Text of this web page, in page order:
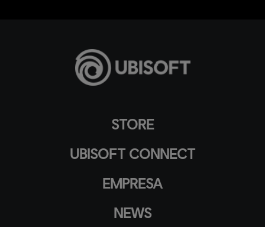
STORE
UBISOFT CONNECT
EMPRESA
NEWS